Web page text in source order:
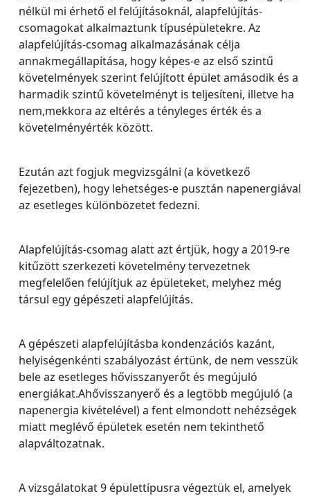
nélkül mi érhető el felújításoknál, alapfelújítás-
csomagokat alkalmaztunk típusépületekre. Az
alapfelújítás-csomag alkalmazásának célja
annakmegállapítása, hogy képes-e az első szintű
követelmények szerint felújított épület amásodik és a
harmadik szintű követelményt is teljesíteni, illetve ha
nem,mekkora az eltérés a tényleges érték és a
követelményérték között.
Ezután azt fogjuk megvizsgálni (a következő
fejezetben), hogy lehetséges-e pusztán napenergiával
az esetleges különbözetet fedezni.
Alapfelújítás-csomag alatt azt értjük, hogy a 2019-re
kitűzött szerkezeti követelmény tervezetnek
megfelelően felújítjuk az épületeket, melyhez még
társul egy gépészeti alapfelújítás.
A gépészeti alapfelújításba kondenzációs kazánt,
helyiségenkénti szabályozást értünk, de nem vesszük
bele az esetleges hővisszanyerőt és megújuló
energiákat.Ahővisszanyerő és a legtöbb megújuló (a
napenergia kivételével) a fent elmondott nehézségek
miatt meglévő épületek esetén nem tekinthető
alapváltozatnak.
A vizsgálatokat 9 épülettípusra végeztük el, amelyek